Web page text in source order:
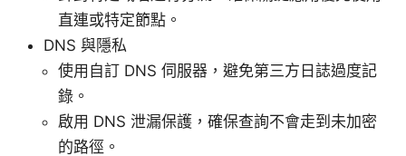
直連或特定節點。
DNS 與隱私
使用自訂 DNS 伺服器，避免第三方日誌過度記
錄。
啟用 DNS 泄漏保護，確保查詢不會走到未加密
的路徑。